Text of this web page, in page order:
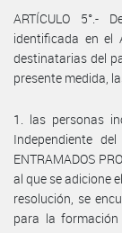
ARTÍCULO 5°.-
identificada en el
destinatarias del
presente medida,
1. las personas
Independiente del
ENTRAMADOS
al que se adicione
resolución, se
para la